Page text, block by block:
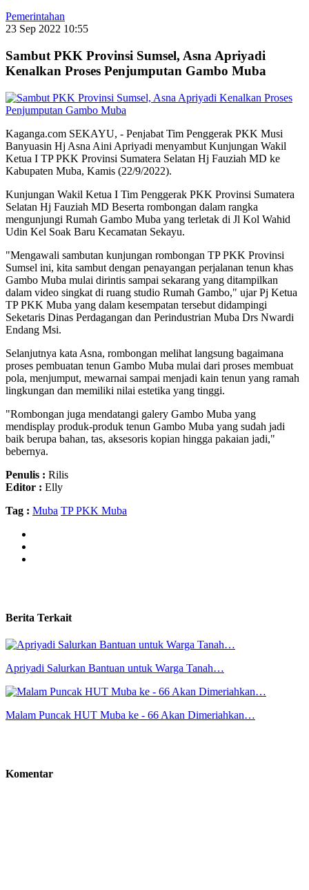
Pemerintahan
23 Sep 2022 10:55
Sambut PKK Provinsi Sumsel, Asna Apriyadi
Kenalkan Proses Penjumputan Gambo Muba
Kaganga.com SEKAYU, - Penjabat Tim Penggerak PKK Musi
Banyuasin Hj Asna Aini Apriyadi menyambut Kunjungan Wakil
Ketua I TP PKK Provinsi Sumatera Selatan Hj Fauziah MD ke
Kabupaten Muba, Kamis (22/9/2022).
Kunjungan Wakil Ketua I Tim Penggerak PKK Provinsi Sumatera
Selatan Hj Fauziah MD Beserta rombongan dalam rangka
mengunjungi Rumah Gambo Muba yang terletak di Jl Kol Wahid
Udin Kel Soak Baru Kecamatan Sekayu.
"Mengawali sambutan kunjungan rombongan TP PKK Provinsi
Sumsel ini, kita sambut dengan penayangan perjalanan tenun khas
Gambo Muba mulai dirintis sampai sekarang yang ditampilkan
dalam video singkat di ruang studio Rumah Gambo," ujar Pj Ketua
TP PKK Muba yang dalam kesempatan tersebut didampingi
Seketaris Dinas Perdagangan dan Perindustrian Muba Drs Nwardi
Endang Msi.
Selanjutnya kata Asna, rombongan melihat langsung bagaimana
proses pembuatan tenun Gambo Muba mulai dari proses membuat
pola, menjumput, mewarnai sampai menjadi kain tenun yang ramah
lingkungan dan memiliki nilai estetika yang tinggi.
"Rombongan juga mendatangi galery Gambo Muba yang
mendisplay produk-produk tenun Gambo Muba yang sudah jadi
baik berupa bahan, tas, aksesoris kopian hingga pakaian jadi,"
bebernya.
Penulis : Rilis
Editor : Elly
Tag : Muba TP PKK Muba
Berita Terkait
Apriyadi Salurkan Bantuan untuk Warga Tanah…
Malam Puncak HUT Muba ke - 66 Akan Dimeriahkan…
Komentar